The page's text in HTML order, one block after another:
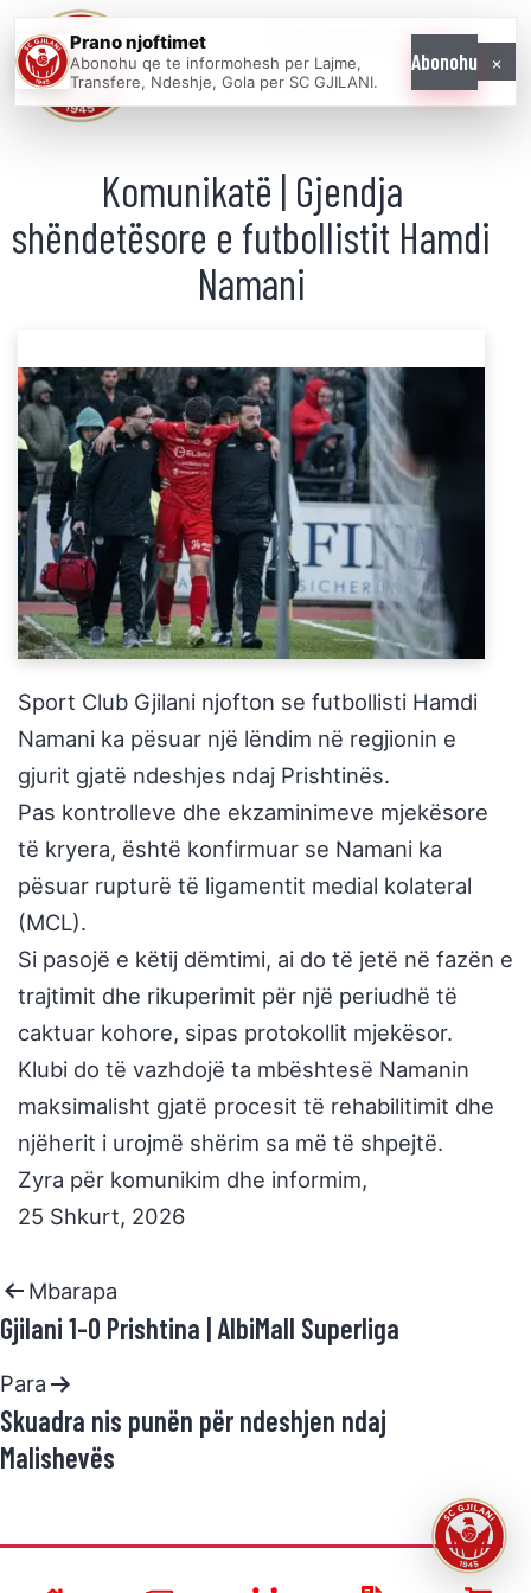
ONE
Komunikatë | Gjendja
shëndetësore e futbollistit Hamdi
Namani
Sport Club Gjilani njofton se futbollisti Hamdi
Namani ka pësuar një lëndim në regjionin e
gjurit gjatë ndeshjes ndaj Prishtinës.
Pas kontrolleve dhe ekzaminimeve mjekësore
të kryera, është konfirmuar se Namani ka
pësuar rupturë të ligamentit medial kolateral
(MCL).
Si pasojë e këtij dëmtimi, ai do të jetë në fazën e
trajtimit dhe rikuperimit për një periudhë të
caktuar kohore, sipas protokollit mjekësor.
Klubi do të vazhdojë ta mbështesë Namanin
maksimalisht gjatë procesit të rehabilitimit dhe
njëherit i urojmë shërim sa më të shpejtë.
Zyra për komunikim dhe informim,
25 Shkurt, 2026
Mbarapa
Gjilani 1-0 Prishtina | AlbiMall Superliga
Para
Skuadra nis punën për ndeshjen ndaj
Malishevës
Prano njoftimet
Abonohu qe te informohesh per Lajme,
Transfere, Ndeshje, Gola per SC GJILANI.
Abonohu ×